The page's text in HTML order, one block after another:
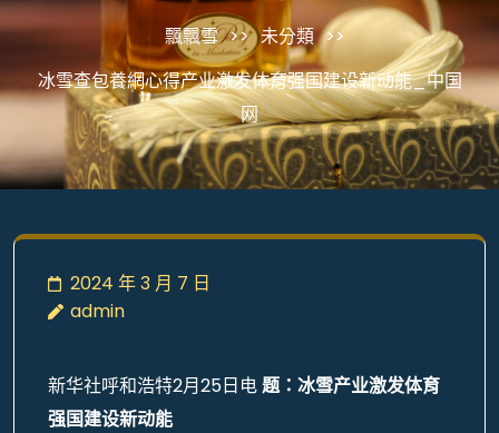
飄飄雪 >> 未分類 >>
冰雪查包養網心得产业激发体育强国建设新动能_中国
网
2024 年 3 月 7 日
admin
新华社呼和浩特2月25日电题：冰雪产业激发体育
强国建设新动能